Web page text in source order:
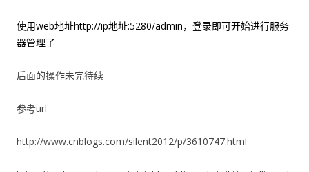
使用web地址http://ip地址:5280/admin，登录即可开始进行服务
器管理了
后面的操作未完待续
参考url
http://www.cnblogs.com/silent2012/p/3610747.html